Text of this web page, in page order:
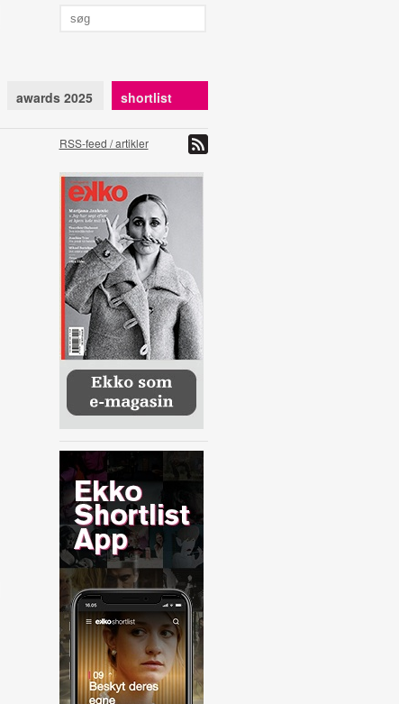
awards 2025 shortlist
RSS-feed / artikler